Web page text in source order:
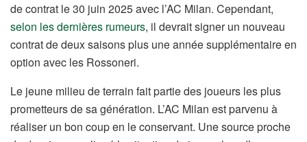
de contrat le 30 juin 2025 avec l’AC Milan. Cependant,
selon les dernières rumeurs, il devrait signer un nouveau
contrat de deux saisons plus une année supplémentaire en
option avec les Rossoneri.
Le jeune milieu de terrain fait partie des joueurs les plus
prometteurs de sa génération. L’AC Milan est parvenu à
réaliser un bon coup en le conservant. Une source proche